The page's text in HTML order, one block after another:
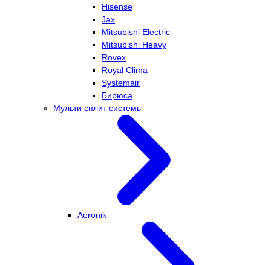
Hisense
Jax
Mitsubishi Electric
Mitsubishi Heavy
Rovex
Royal Clima
Systemair
Бирюса
Мульти сплит системы
Aeronik